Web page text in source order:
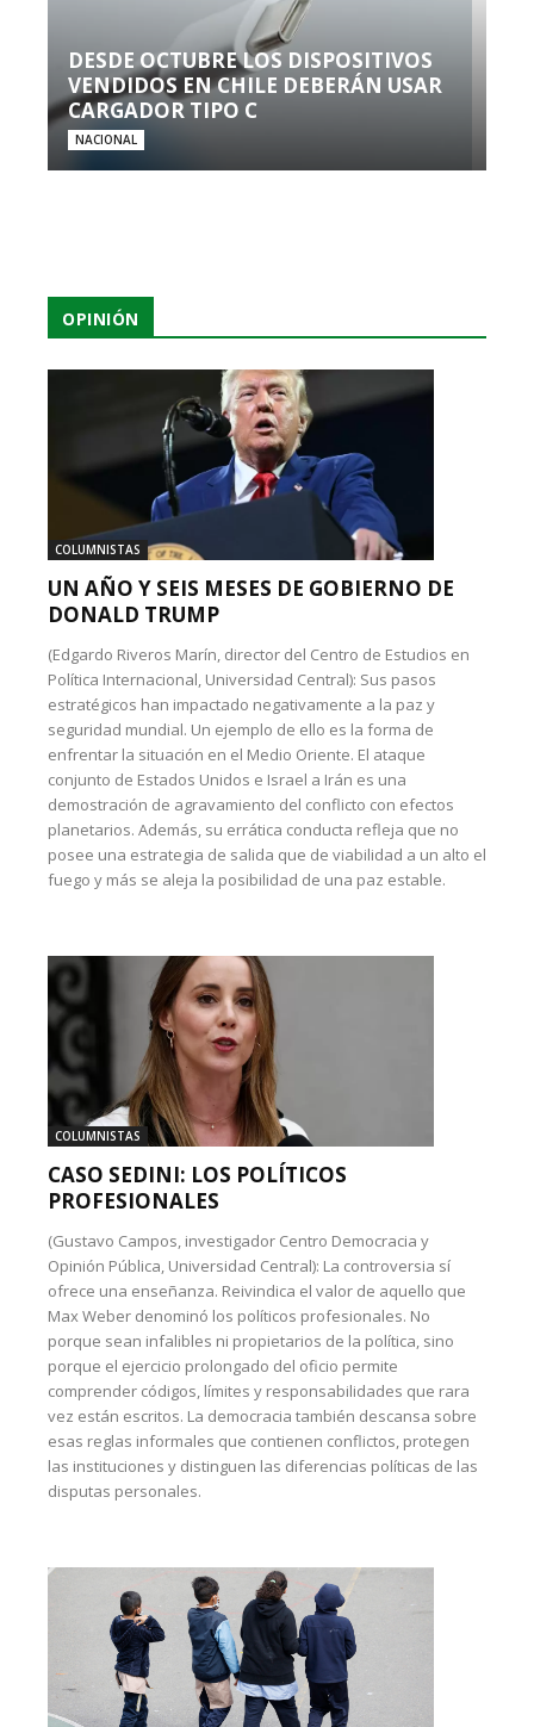
DESDE OCTUBRE LOS DISPOSITIVOS
VENDIDOS EN CHILE DEBERÁN USAR
CARGADOR TIPO C
NACIONAL
OPINIÓN
COLUMNISTAS
UN AÑO Y SEIS MESES DE GOBIERNO DE
DONALD TRUMP
(Edgardo Riveros Marín, director del Centro de Estudios en
Política Internacional, Universidad Central): Sus pasos
estratégicos han impactado negativamente a la paz y
seguridad mundial. Un ejemplo de ello es la forma de
enfrentar la situación en el Medio Oriente. El ataque
conjunto de Estados Unidos e Israel a Irán es una
demostración de agravamiento del conflicto con efectos
planetarios. Además, su errática conducta refleja que no
posee una estrategia de salida que de viabilidad a un alto el
fuego y más se aleja la posibilidad de una paz estable.
COLUMNISTAS
CASO SEDINI: LOS POLÍTICOS
PROFESIONALES
(Gustavo Campos, investigador Centro Democracia y
Opinión Pública, Universidad Central): La controversia sí
ofrece una enseñanza. Reivindica el valor de aquello que
Max Weber denominó los políticos profesionales. No
porque sean infalibles ni propietarios de la política, sino
porque el ejercicio prolongado del oficio permite
comprender códigos, límites y responsabilidades que rara
vez están escritos. La democracia también descansa sobre
esas reglas informales que contienen conflictos, protegen
las instituciones y distinguen las diferencias políticas de las
disputas personales.